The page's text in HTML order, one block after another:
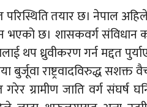
तयार छ। नेपाल
भएको छ। शासकवर्ग संविधान
थप ध्रुवीकरण गर्न मद्दत
राष्ट्रवादविरुद्ध
ग्रामीण जाति वर्ग